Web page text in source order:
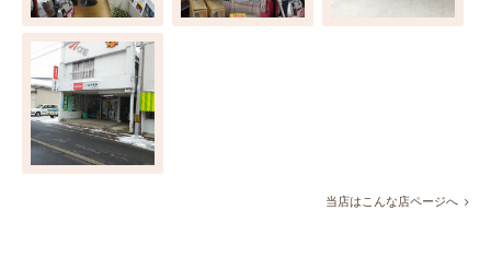
当店はこんな店ページへ